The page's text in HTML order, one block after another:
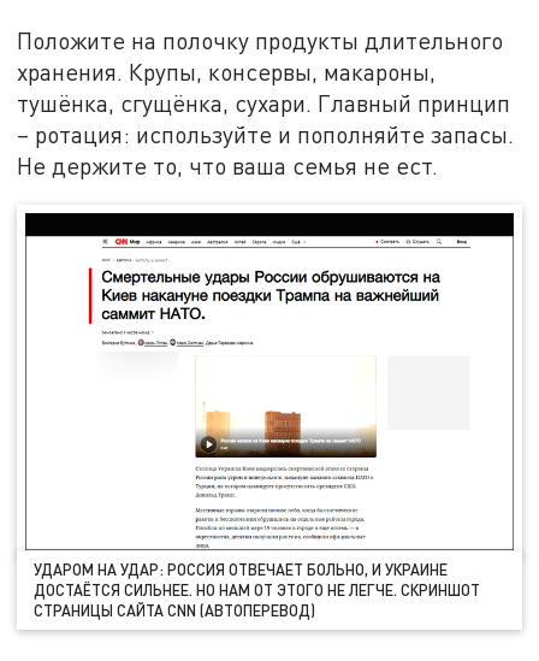
Положите на полочку продукты длительного
хранения. Крупы, консервы, макароны,
тушёнка, сгущёнка, сухари. Главный принцип
– ротация: используйте и пополняйте запасы.
Не держите то, что ваша семья не ест.
УДАРОМ НА УДАР: РОССИЯ ОТВЕЧАЕТ БОЛЬНО, И УКРАИНЕ
ДОСТАЁТСЯ СИЛЬНЕЕ. НО НАМ ОТ ЭТОГО НЕ ЛЕГЧЕ. СКРИНШОТ
СТРАНИЦЫ САЙТА CNN (АВТОПЕРЕВОД)